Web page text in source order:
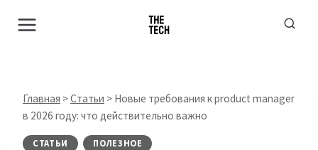
Главная >Статьи > Новые требования к product manager
в 2026 году: что действительно важно
СТАТЬИ ПОЛЕЗНОЕ